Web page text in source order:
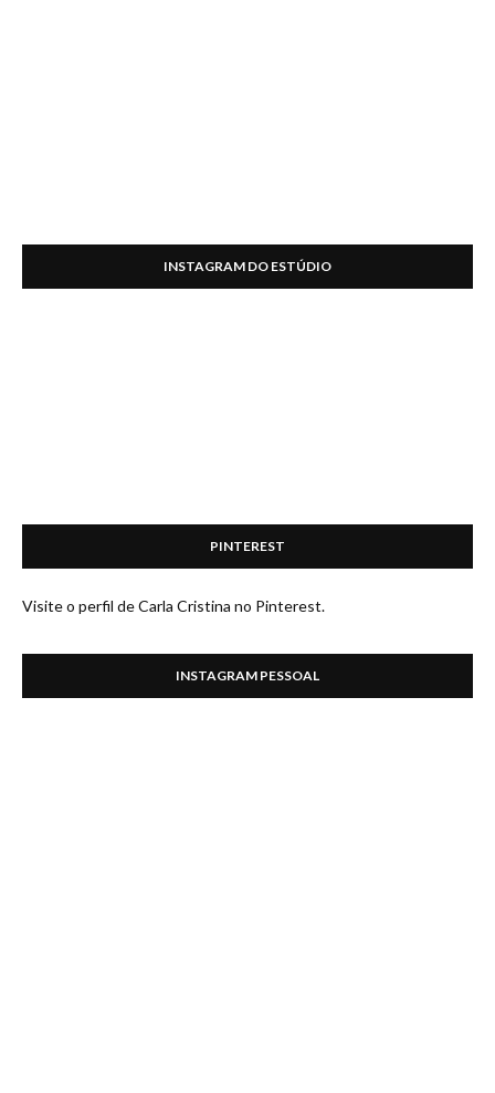
INSTAGRAM DO ESTÚDIO
PINTEREST
Visite o perfil de Carla Cristina no Pinterest.
INSTAGRAM PESSOAL